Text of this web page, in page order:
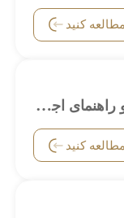
مطالعه کنید
نمونه طرح فرهنگی هنری؛ ایده‌ها و راهنمای اجرای اثرگذار
مطالعه کنید